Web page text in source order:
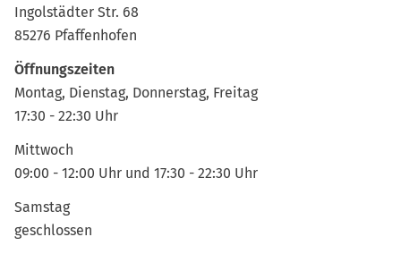
Ingolstädter Str. 68
85276 Pfaffenhofen
Öffnungszeiten
Montag, Dienstag, Donnerstag, Freitag
17:30 - 22:30 Uhr
Mittwoch
09:00 - 12:00 Uhr und 17:30 - 22:30 Uhr
Samstag
geschlossen